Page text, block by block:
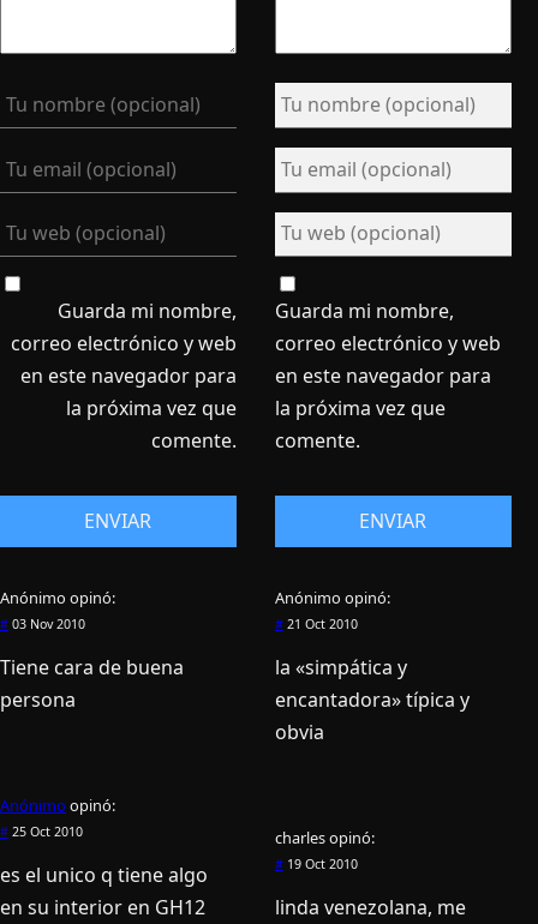
Guarda mi nombre,
correo electrónico y web
en este navegador para
la próxima vez que
comente.
Anónimo opinó:
# 03 Nov 2010
Tiene cara de buena
persona
Anónimo opinó:
# 25 Oct 2010
es el unico q tiene algo
en su interior en GH12
Guarda mi nombre,
correo electrónico y web
en este navegador para
la próxima vez que
comente.
Anónimo opinó:
#21 Oct 2010
la «simpática y
encantadora» tí­pica y
obvia
charlesopinó:
#19 Oct 2010
linda venezolana, me